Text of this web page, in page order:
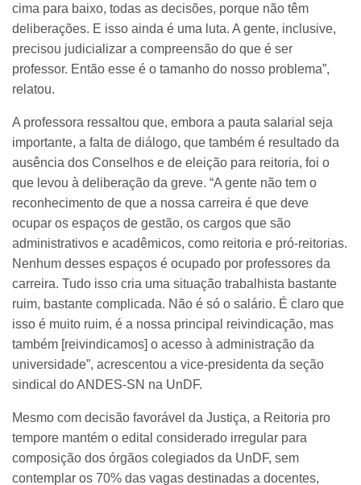
cima para baixo, todas as decisões, porque não têm
deliberações. E isso ainda é uma luta. A gente, inclusive,
precisou judicializar a compreensão do que é ser
professor. Então esse é o tamanho do nosso problema”,
relatou.
A professora ressaltou que, embora a pauta salarial seja
importante, a falta de diálogo, que também é resultado da
ausência dos Conselhos e de eleição para reitoria, foi o
que levou à deliberação da greve. “A gente não tem o
reconhecimento de que a nossa carreira é que deve
ocupar os espaços de gestão, os cargos que são
administrativos e acadêmicos, como reitoria e pró-reitorias.
Nenhum desses espaços é ocupado por professores da
carreira. Tudo isso cria uma situação trabalhista bastante
ruim, bastante complicada. Não é só o salário. É claro que
isso é muito ruim, é a nossa principal reivindicação, mas
também [reivindicamos] o acesso à administração da
universidade”, acrescentou a vice-presidenta da seção
sindical do ANDES-SN na UnDF.
Mesmo com decisão favorável da Justiça, a Reitoria pro
tempore mantém o edital considerado irregular para
composição dos órgãos colegiados da UnDF, sem
contemplar os 70% das vagas destinadas a docentes,